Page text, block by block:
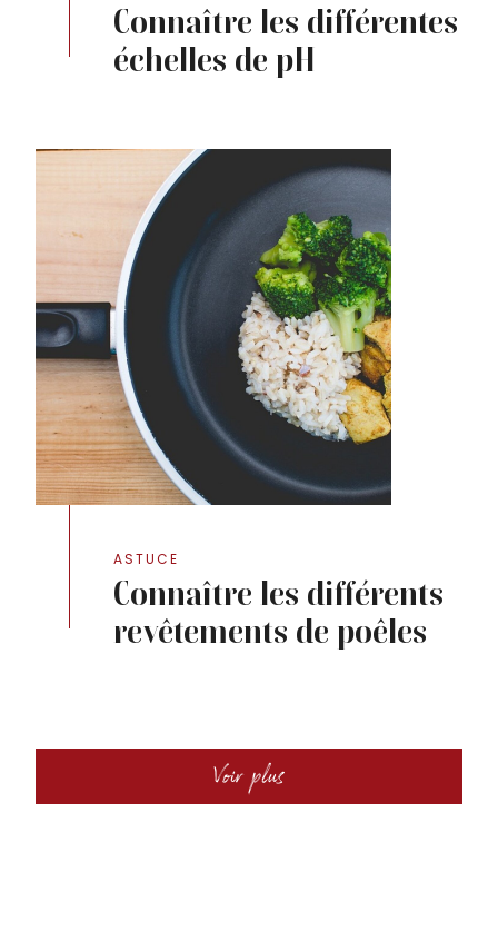
Connaître les différentes
échelles de pH
ASTUCE
Connaître les différents
revêtements de poêles
Voir plus